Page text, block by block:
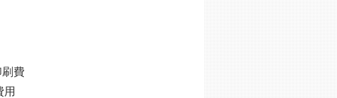
費
用